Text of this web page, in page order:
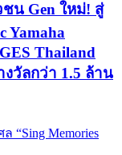
น Gen ใหม่! สู่
Yamaha
Thailand
งวัลกว่า 1.5 ล้าน